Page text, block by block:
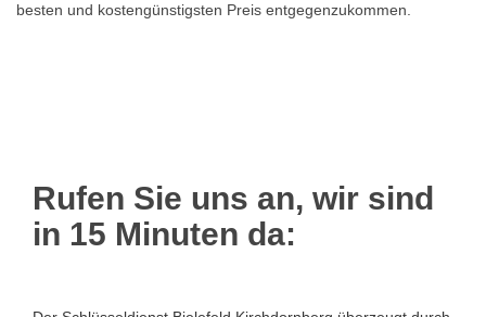
besten und kostengünstigsten Preis entgegenzukommen.
Rufen Sie uns an, wir sind
in 15 Minuten da: